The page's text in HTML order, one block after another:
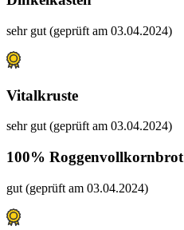
sehr gut (geprüft am 03.04.2024)
Vitalkruste
sehr gut (geprüft am 03.04.2024)
100% Roggenvollkornbrot
gut (geprüft am 03.04.2024)